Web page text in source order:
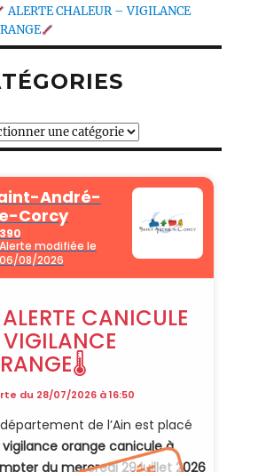
ALERTE CHALEUR – VIGILANCE